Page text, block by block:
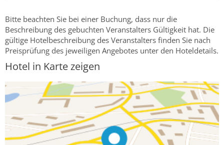
Bitte beachten Sie bei einer Buchung, dass nur die
Beschreibung des gebuchten Veranstalters Gültigkeit hat. Die
gültige Hotelbeschreibung des Veranstalters finden Sie nach
Preisprüfung des jeweiligen Angebotes unter den Hoteldetails.
Hotel in Karte zeigen